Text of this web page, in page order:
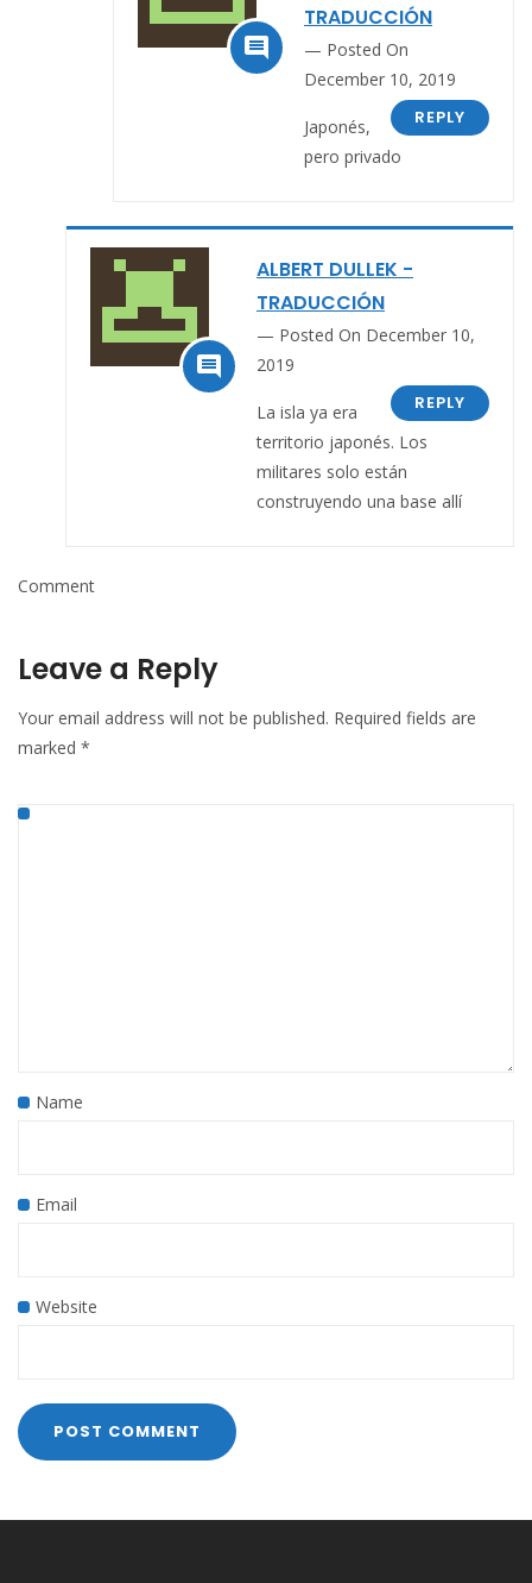

TRADUCCIÓN
Posted On
December 10, 2019
REPLY
Japonés,
pero privado

ALBERT DULLEK -
TRADUCCIÓN
Posted On December 10,
2019
REPLY
La isla ya era
territorio japonés. Los
militares solo están
construyendo una base allí
Comment
Leave a Reply
Your email address will not be published. Required fields are
marked *
Name
Email
Website